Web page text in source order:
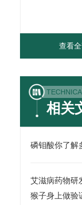
查看
相关
磷钼酸你了解
艾滋病药物研
猴子身上做验